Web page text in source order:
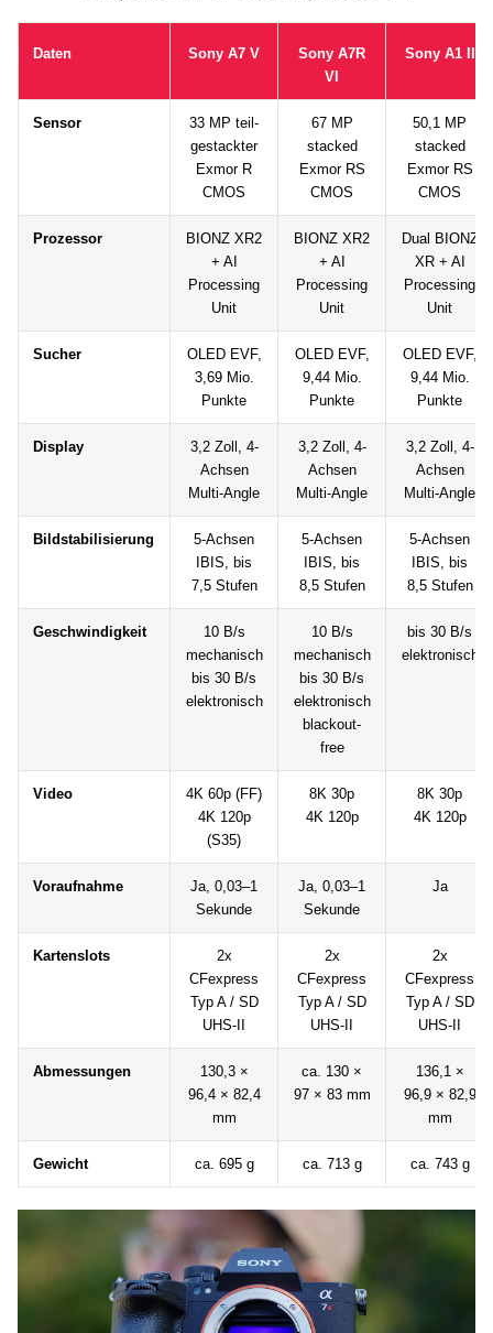
Daten Sony A7 V
Sony A7R
VI
Sony A1 II
Sensor
33 MP teil-
gestackter
Exmor R
CMOS
67 MP
stacked
Exmor RS
CMOS
50,1 MP
stacked
Exmor RS
CMOS
Prozessor
BIONZ XR2
+ AI
Processing
Unit
BIONZ XR2
+ AI
Processing
Unit
Dual BIONZ
XR + AI
Processing
Unit
Sucher
OLED EVF,
3,69 Mio.
Punkte
OLED EVF,
9,44 Mio.
Punkte
OLED EVF,
9,44 Mio.
Punkte
Display
3,2 Zoll, 4-
Achsen
Multi-Angle
3,2 Zoll, 4-
Achsen
Multi-Angle
3,2 Zoll, 4-
Achsen
Multi-Angle
Bildstabilisierung
5-Achsen
IBIS, bis
7,5 Stufen
5-Achsen
IBIS, bis
8,5 Stufen
5-Achsen
IBIS, bis
8,5 Stufen
Geschwindigkeit
10 B/s
mechanisch
bis 30 B/s
elektronisch
10 B/s
mechanisch
bis 30 B/s
elektronisch
blackout-
free
bis 30 B/s
elektronisch
Video
4K 60p (FF)
4K 120p
(S35)
8K 30p
4K 120p
8K 30p
4K 120p
Voraufnahme
Ja, 0,03–1
Sekunde
Ja, 0,03–1
Sekunde
Ja
Kartenslots
2x
CFexpress
Typ A / SD
UHS-II
2x
CFexpress
Typ A / SD
UHS-II
2x
CFexpress
Typ A / SD
UHS-II
Abmessungen
130,3 ×
96,4 × 82,4
mm
ca. 130 ×
97 × 83 mm
136,1 ×
96,9 × 82,9
mm
Gewicht ca. 695 g ca. 713 g ca. 743 g